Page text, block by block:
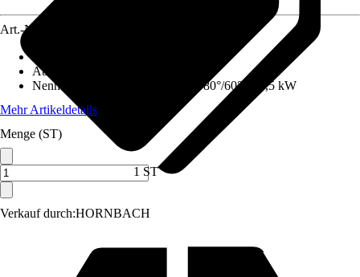
Verkauf durch:HORNBACH
Art.-Nr.
Abgasanschluss
Nennwärmeleistung (Heizbetrieb 80°/60°)
24,5 kW
Mehr Artikeldetails
Menge (ST)
1 ST